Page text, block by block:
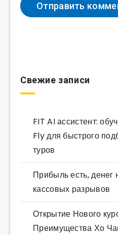
Свежие записи
FIT AI ассистент:
Fly для быстрого
туров
Прибыль есть, денег
кассовых разрывов
Открытие Нового
Преимущества Хо